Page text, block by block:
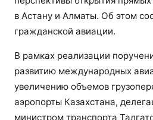
в Астану и Алматы. Об этом
гражданской авиации.
В рамках реализации
развитию международных
увеличению объемов
аэропорты Казахстана,
министром транспорта